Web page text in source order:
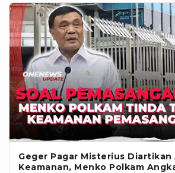
Geger Pagar Misterius Diartikan
Keamanan, Menko Polkam